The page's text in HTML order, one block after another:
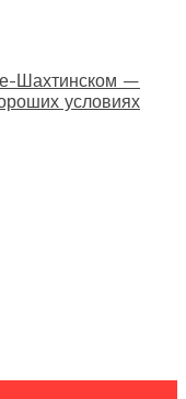
Шахтинском —
условиях